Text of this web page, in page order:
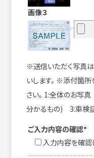
画像３
※送信いただく写真
いします。 ※添付箇所
さい。 1:全体のお写
分かるもの) 3:車検
ご入力内容の確認*
入力内容を確認